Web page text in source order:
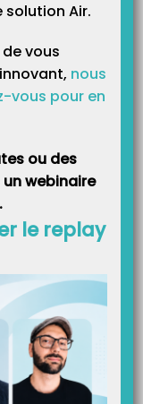
solution Air.
vous
nous
vous pour en
ou des
webinaire
le replay